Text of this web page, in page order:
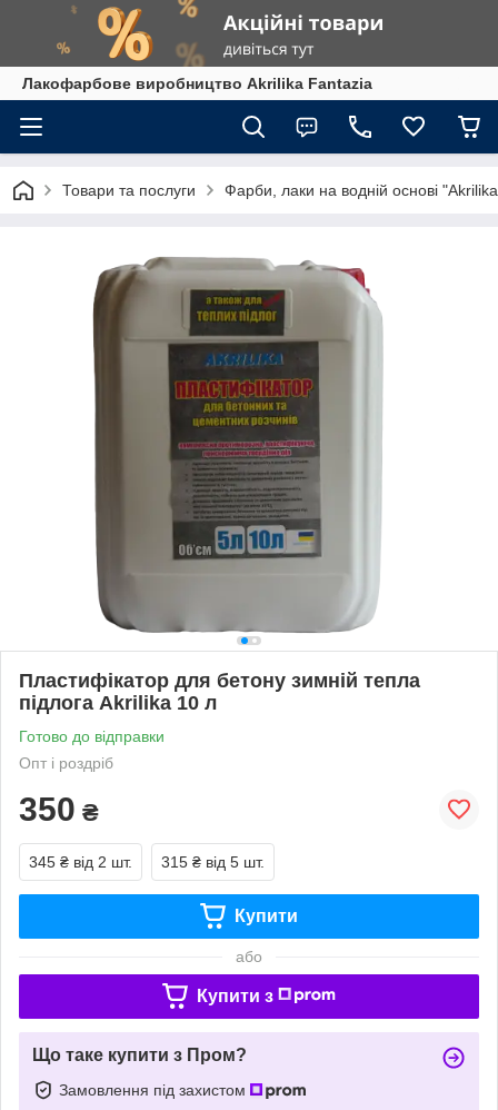
Лакофарбове виробництво Akrilika Fantazia
Товари та послуги Фарби, лаки на водній основі
Пластифікатор для бетону зимній тепла
підлога Akrilika 10 л
Готово до відправки
Опт і роздріб
350 ₴
345 ₴ від 2 шт. 315 ₴ від 5 шт.
Купити
або
Купити з
Що таке купити з Пром?
Замовлення під захистом